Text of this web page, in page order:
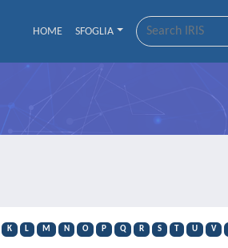
HOME SFOGLIA
K L M N O P Q R S T U V